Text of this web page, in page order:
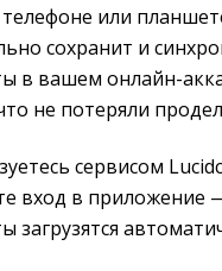
или
сохранит и
в вашем онлайн-
не потеряли
сервисом
вход в приложение
загрузятся